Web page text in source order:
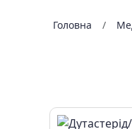
Головна